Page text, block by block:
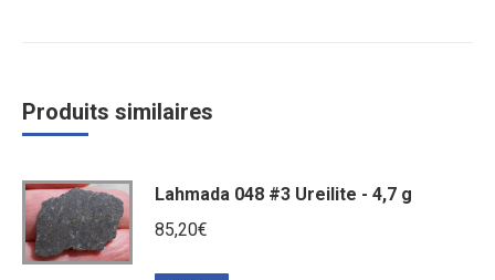
Produits similaires
Lahmada 048 #3 Ureilite - 4,7 g
85,20€